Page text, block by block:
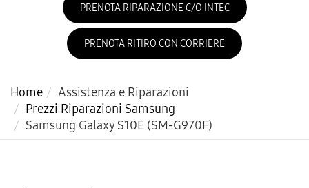
PRENOTA RIPARAZIONE C/O INTEC
PRENOTA RITIRO CON CORRIERE
Home
Assistenza e Riparazioni
Prezzi Riparazioni Samsung
Samsung Galaxy S10E (SM-G970F)